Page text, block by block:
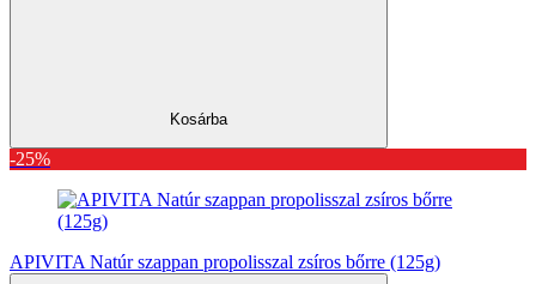
Kosárba
-25%
APIVITA Natúr szappan propolisszal zsíros bőrre (125g)